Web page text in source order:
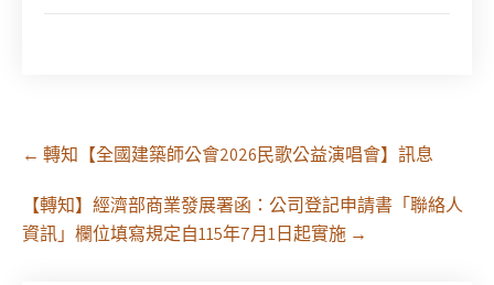
Post
navigation
← 轉知【全國建築師公會2026民歌公益演唱會】訊息
【轉知】經濟部商業發展署函：公司登記申請書「聯絡人
資訊」欄位填寫規定自115年7月1日起實施 →